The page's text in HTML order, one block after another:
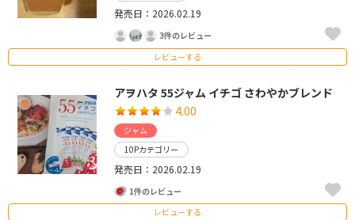
発売日：2026.02.19
3件のレビュー
レビューする
アヲハタ 55ジャム イチゴ さわやかブレンド
4.00
ジャム
10Pカテゴリー
発売日：2026.02.19
1件のレビュー
レビューする